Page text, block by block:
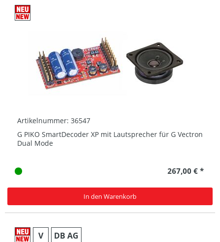
Artikelnummer: 36547
G PIKO SmartDecoder XP mit Lautsprecher für G Vectron
Dual Mode
267,00 € *
In den Warenkorb
V DB AG